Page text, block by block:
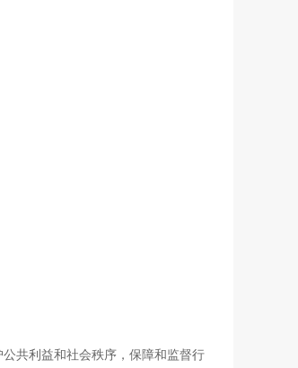
共利益和社会秩序，保障和监督行